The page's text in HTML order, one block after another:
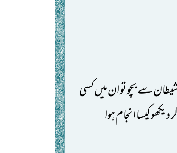
سے بچو تو ان میں کسی
کیسا انجام ہوا